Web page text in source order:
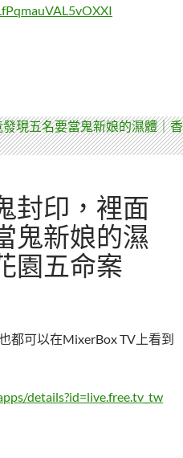
笑的男人是………….｜真實離奇
封印，裡面
鬼新娘的濕
園五命案
都可以在MixerBox TV上看到
details?id=live.free.tv_tw